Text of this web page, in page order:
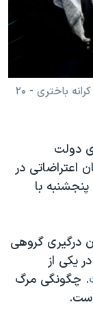
مراسم خاکسپاری زیاد ابوعین در شهر رام الله در کرانه باختری - ۲۰
دولت
اعتراضاتی در
با
درگیری گروهی
یکی از
. چگونگی مرگ